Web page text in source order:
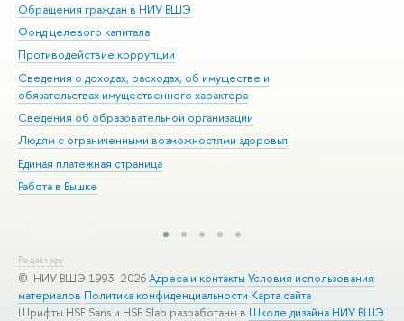
Обращения граждан в НИУ ВШЭ
Фонд целевого капитала
Противодействие коррупции
Сведения о доходах, расходах, об имуществе и
обязательствах имущественного характера
Сведения об образовательной организации
Людям с ограниченными возможностями здоровья
Единая платежная страница
Работа в Вышке
Редактору
© НИУ ВШЭ 1993–2026Адреса и контакты Условия использования
материалов Политика конфиденциальности Карта сайта
Шрифты HSE Sans и HSE Slab разработаны в Школе дизайна НИУ ВШЭ